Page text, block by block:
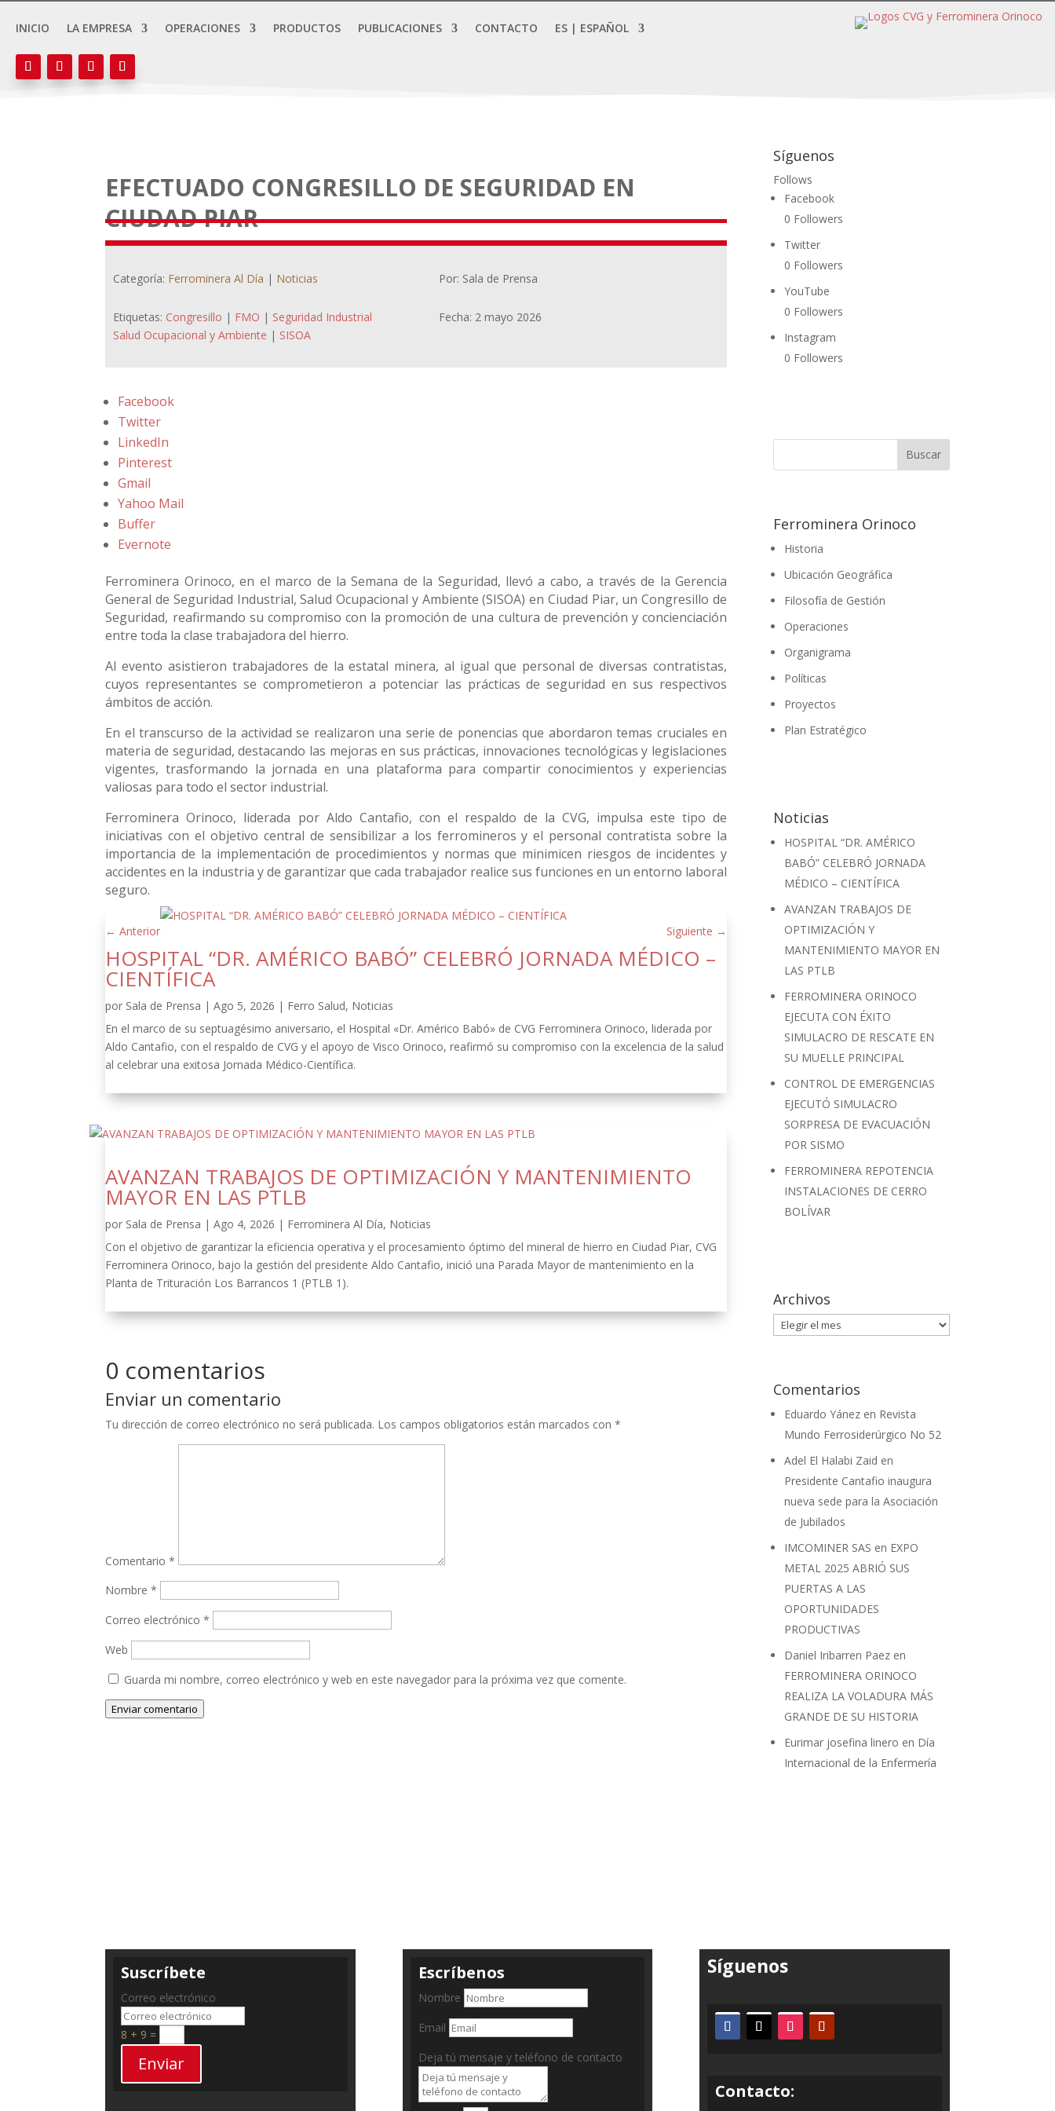
INICIO LA EMPRESA OPERACIONES PRODUCTOS PUBLICACIONES CONTACTO ES | ESPAÑOL
EFECTUADO CONGRESILLO DE SEGURIDAD EN
CIUDAD PIAR
Categoría: Ferrominera Al Día | Noticias
Etiquetas: Congresillo | FMO | Seguridad Industrial
Salud Ocupacional y Ambiente | SISOA
Por: Sala de Prensa
Fecha: 2 mayo 2026
Facebook
Twitter
LinkedIn
Pinterest
Gmail
Yahoo Mail
Buffer
Evernote
Ferrominera Orinoco, en el marco de la Semana de la Seguridad, llevó a cabo, a través de la Gerencia
General de Seguridad Industrial, Salud Ocupacional y Ambiente (SISOA) en Ciudad Piar, un Congresillo de
Seguridad, reafirmando su compromiso con la promoción de una cultura de prevención y concienciación
entre toda la clase trabajadora del hierro.
Al evento asistieron trabajadores de la estatal minera, al igual que personal de diversas contratistas,
cuyos representantes se comprometieron a potenciar las prácticas de seguridad en sus respectivos
ámbitos de acción.
En el transcurso de la actividad se realizaron una serie de ponencias que abordaron temas cruciales en
materia de seguridad, destacando las mejoras en sus prácticas, innovaciones tecnológicas y legislaciones
vigentes, trasformando la jornada en una plataforma para compartir conocimientos y experiencias
valiosas para todo el sector industrial.
Ferrominera Orinoco, liderada por Aldo Cantafio, con el respaldo de la CVG, impulsa este tipo de
iniciativas con el objetivo central de sensibilizar a los ferromineros y el personal contratista sobre la
importancia de la implementación de procedimientos y normas que minimicen riesgos de incidentes y
accidentes en la industria y de garantizar que cada trabajador realice sus funciones en un entorno laboral
seguro.
←Anterior Siguiente →
HOSPITAL “DR. AMÉRICO BABÓ” CELEBRÓ JORNADA MÉDICO –
CIENTÍFICA
por Sala de Prensa |Ago 5, 2026 | Ferro Salud, Noticias
En el marco de su septuagésimo aniversario, el Hospital «Dr. Américo Babó» de CVG Ferrominera Orinoco, liderada por
Aldo Cantafio, con el respaldo de CVG y el apoyo de Visco Orinoco, reafirmó su compromiso con la excelencia de la salud
al celebrar una exitosa Jornada Médico-Científica.
AVANZAN TRABAJOS DE OPTIMIZACIÓN Y MANTENIMIENTO
MAYOR EN LAS PTLB
por Sala de Prensa |Ago 4, 2026 | Ferrominera Al Día, Noticias
Con el objetivo de garantizar la eficiencia operativa y el procesamiento óptimo del mineral de hierro en Ciudad Piar, CVG
Ferrominera Orinoco, bajo la gestión del presidente Aldo Cantafio, inició una Parada Mayor de mantenimiento en la
Planta de Trituración Los Barrancos 1 (PTLB 1).
0 comentarios
Enviar un comentario
Tu dirección de correo electrónico no será publicada. Los campos obligatorios están marcados con*
Comentario*
Nombre*
Correo electrónico*
Web
Guarda mi nombre, correo electrónico y web en este navegador para la próxima vez que comente.
Enviar comentario
Síguenos
Follows
Facebook
0 Followers
Twitter
0 Followers
YouTube
0 Followers
Instagram
0 Followers
Ferrominera Orinoco
Historia
Ubicación Geográfica
Filosofía de Gestión
Operaciones
Organigrama
Políticas
Proyectos
Plan Estratégico
Noticias
HOSPITAL “DR. AMÉRICO
BABÓ” CELEBRÓ JORNADA
MÉDICO – CIENTÍFICA
AVANZAN TRABAJOS DE
OPTIMIZACIÓN Y
MANTENIMIENTO MAYOR EN
LAS PTLB
FERROMINERA ORINOCO
EJECUTA CON ÉXITO
SIMULACRO DE RESCATE EN
SU MUELLE PRINCIPAL
CONTROL DE EMERGENCIAS
EJECUTÓ SIMULACRO
SORPRESA DE EVACUACIÓN
POR SISMO
FERROMINERA REPOTENCIA
INSTALACIONES DE CERRO
BOLÍVAR
Archivos
Archivos
Comentarios
Eduardo Yánez en Revista
Mundo Ferrosiderúrgico No 52
Adel El Halabi Zaid en
Presidente Cantafio inaugura
nueva sede para la Asociación
de Jubilados
IMCOMINER SAS en EXPO
METAL 2025 ABRIÓ SUS
PUERTAS A LAS
OPORTUNIDADES
PRODUCTIVAS
Daniel Iribarren Paez en
FERROMINERA ORINOCO
REALIZA LA VOLADURA MÁS
GRANDE DE SU HISTORIA
Eurimar josefina linero en Día
Internacional de la Enfermería
Suscríbete
Correo electrónico
8 + 9 =
Enviar
Escríbenos
Nombre
Email
Deja tú mensaje y teléfono de contacto
Síguenos
Contacto: